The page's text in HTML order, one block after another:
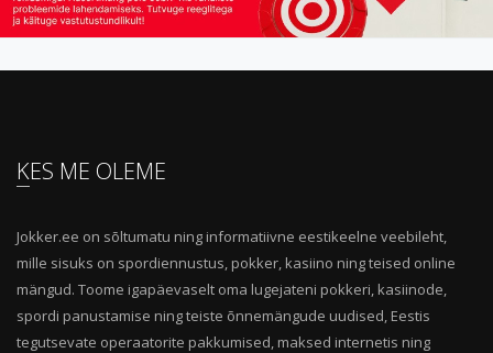
KES ME OLEME
Jokker.ee on sõltumatu ning informatiivne eestikeelne veebileht,
mille sisuks on spordiennustus, pokker, kasiino ning teised online
mängud. Toome igapäevaselt oma lugejateni pokkeri, kasiinode,
spordi panustamise ning teiste õnnemängude uudised, Eestis
tegutsevate operaatorite pakkumised, maksed internetis ning